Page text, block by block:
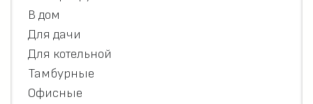
В дом
Для дачи
Для котельной
Тамбурные
Офисные